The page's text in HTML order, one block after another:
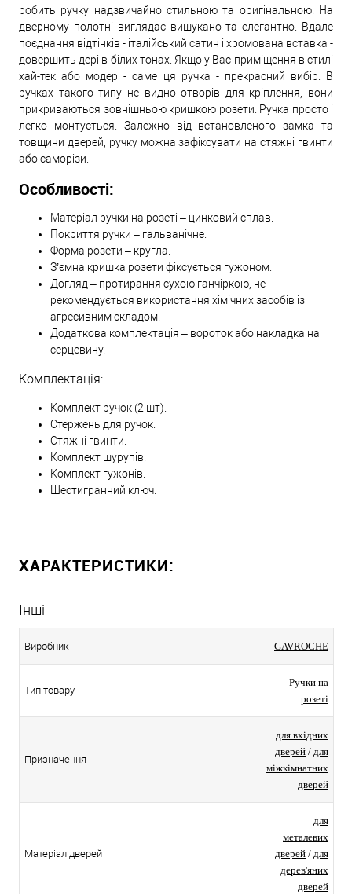
робить ручку надзвичайно стильною та оригінальною. На
дверному полотні виглядає вишукано та елегантно. Вдале
поєднання відтінків - італійський сатин і хромована вставка -
довершить дері в білих тонах. Якщо у Вас приміщення в стилі
хай-тек або модер - саме ця ручка - прекрасний вибір. В
ручках такого типу не видно отворів для кріплення, вони
прикриваються зовнішньою кришкою розети. Ручка просто і
легко монтується. Залежно від встановленого замка та
товщини дверей, ручку можна зафіксувати на стяжні гвинти
або саморізи.
Особливості:
Матеріал ручки на розеті – цинковий сплав.
Покриття ручки – гальванічне.
Форма розети – кругла.
З’ємна кришка розети фіксується гужоном.
Догляд – протирання сухою ганчіркою, не
рекомендується використання хімічних засобів із
агресивним складом.
Додаткова комплектація – вороток або накладка на
серцевину.
Комплектація:
Комплект ручок (2 шт).
Стержень для ручок.
Стяжні гвинти.
Комплект шурупів.
Комплект гужонів.
Шестигранний ключ.
ХАРАКТЕРИСТИКИ:
Інші
Виробник GAVROCHE
Тип товару
Ручки на
розеті
Призначення
для вхідних
дверей / для
міжкімнатних
дверей
Матеріал дверей
для
металевих
дверей / для
дерев'яних
дверей